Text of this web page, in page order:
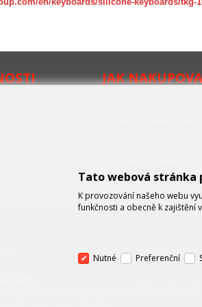
JAK
Tato webová stránka
K provozování našeho webu
funkčnosti a obecně k zajištění
Nutné Preferenční